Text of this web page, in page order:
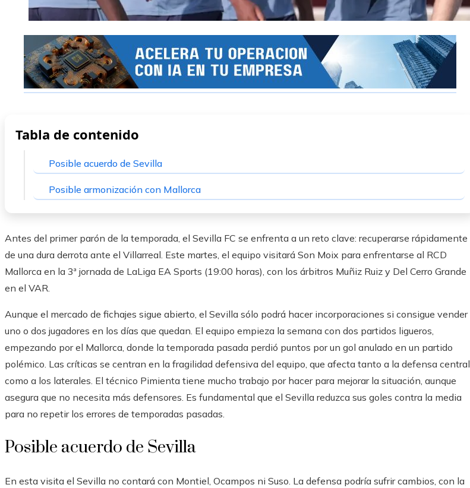
Tabla de contenido
Posible acuerdo de Sevilla
Posible armonización con Mallorca
Antes del primer parón de la temporada, el Sevilla FC se enfrenta a un reto clave: recuperarse rápidamente
de una dura derrota ante el Villarreal. Este martes, el equipo visitará Son Moix para enfrentarse al RCD
Mallorca en la 3ª jornada de LaLiga EA Sports (19:00 horas), con los árbitros Muñiz Ruiz y Del Cerro Grande
en el VAR.
Aunque el mercado de fichajes sigue abierto, el Sevilla sólo podrá hacer incorporaciones si consigue vender
uno o dos jugadores en los días que quedan. El equipo empieza la semana con dos partidos ligueros,
empezando por el Mallorca, donde la temporada pasada perdió puntos por un gol anulado en un partido
polémico. Las críticas se centran en la fragilidad defensiva del equipo, que afecta tanto a la defensa central
como a los laterales. El técnico Pimienta tiene mucho trabajo por hacer para mejorar la situación, aunque
asegura que no necesita más defensores. Es fundamental que el Sevilla reduzca sus goles contra la media
para no repetir los errores de temporadas pasadas.
Posible acuerdo de Sevilla
En esta visita el Sevilla no contará con Montiel, Ocampos ni Suso. La defensa podría sufrir cambios, con la